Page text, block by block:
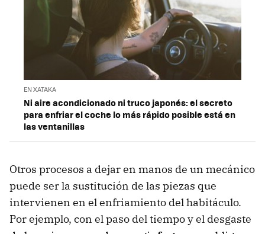
EN XATAKA
Ni aire acondicionado ni truco japonés: el secreto
para enfriar el coche lo más rápido posible está en
las ventanillas
Otros procesos a dejar en manos de un mecánico
puede ser la sustitución de las piezas que
intervienen en el enfriamiento del habitáculo.
Por ejemplo, con el paso del tiempo y el desgaste